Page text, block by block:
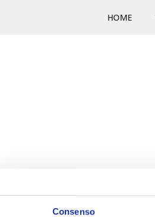
Consenso
HOME